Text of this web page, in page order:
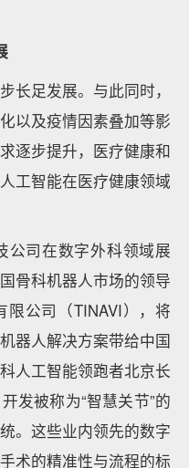
长足发展。与此同时，
以及疫情因素叠加等影
逐步提升，医疗健康和
工智能在医疗健康领域
公司在数字外科领域展
骨科机器人市场的领导
公司（TINAVI），将
器人解决方案带给中国
人工智能领跑者北京长
发被称为“智慧关节”的
。这些业内领先的数字
术的精准性与流程的标